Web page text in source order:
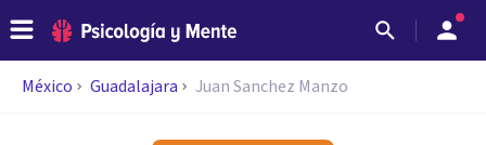
México Guadalajara Juan Sanchez Manzo